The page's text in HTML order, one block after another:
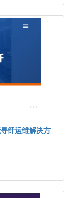
纤运维解决方